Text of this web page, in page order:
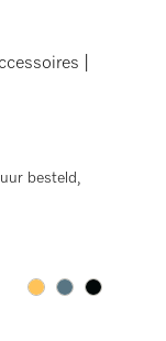
|
besteld,
Kleur:Kleur:Kleur: